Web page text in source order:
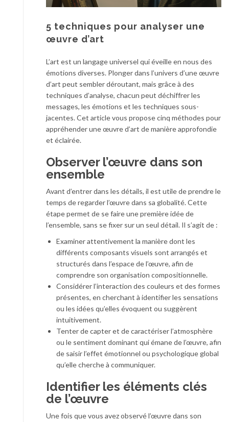
5 techniques pour analyser une
œuvre d’art
L’art est un langage universel qui éveille en nous des
émotions diverses. Plonger dans l’univers d’une œuvre
d’art peut sembler déroutant, mais grâce à des
techniques d’analyse, chacun peut déchiffrer les
messages, les émotions et les techniques sous-
jacentes. Cet article vous propose cinq méthodes pour
appréhender une œuvre d’art de manière approfondie
et éclairée.
Observer l’œuvre dans son
ensemble
Avant d’entrer dans les détails, il est utile de prendre le
temps de regarder l’œuvre dans sa globalité. Cette
étape permet de se faire une première idée de
l’ensemble, sans se fixer sur un seul détail. Il s’agit de :
Examiner attentivement la manière dont les
différents composants visuels sont arrangés et
structurés dans l’espace de l’œuvre, afin de
comprendre son organisation compositionnelle.
Considérer l’interaction des couleurs et des formes
présentes, en cherchant à identifier les sensations
ou les idées qu’elles évoquent ou suggèrent
intuitivement.
Tenter de capter et de caractériser l’atmosphère
ou le sentiment dominant qui émane de l’œuvre, afin
de saisir l’effet émotionnel ou psychologique global
qu’elle cherche à communiquer.
Identifier les éléments clés
de l’œuvre
Une fois que vous avez observé l’œuvre dans son